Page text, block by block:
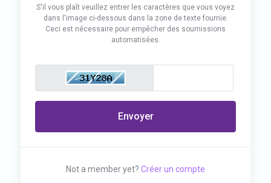
S'il vous plaît veuillez entrer les caractères que vous voyez
dans l'image ci-dessous dans la zone de texte fournie.
Ceci est nécessaire pour empêcher des soumissions
automatisées.
Envoyer
Not a member yet? Créer un compte